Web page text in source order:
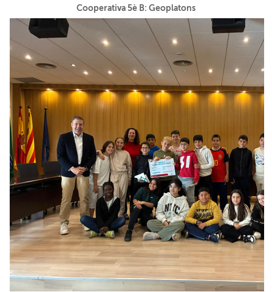
Cooperativa 5è B: Geoplatons